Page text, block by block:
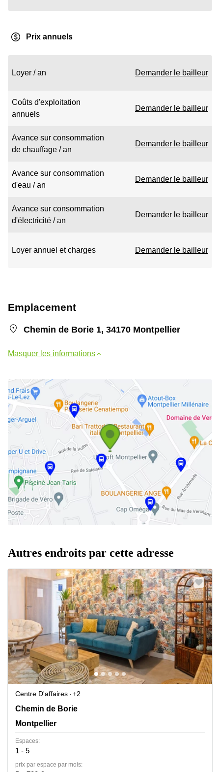
Prix annuels
Loyer / an Demander le bailleur
Coûts d'exploitation
annuels
Demander le bailleur
Avance sur consommation
de chauffage / an
Demander le bailleur
Avance sur consommation
d'eau / an
Demander le bailleur
Avance sur consommation
d'électricité / an
Demander le bailleur
Loyer annuel et charges Demander le bailleur
Emplacement
Chemin de Borie 1, 34170 Montpellier
Masquer les informations
Autres endroits par cette adresse
Centre D'affaires
+2
Chemin de Borie 1, Montpellier
Chemin de Borie
Montpellier
Espaces:
1 - 5
prix par espace par mois: